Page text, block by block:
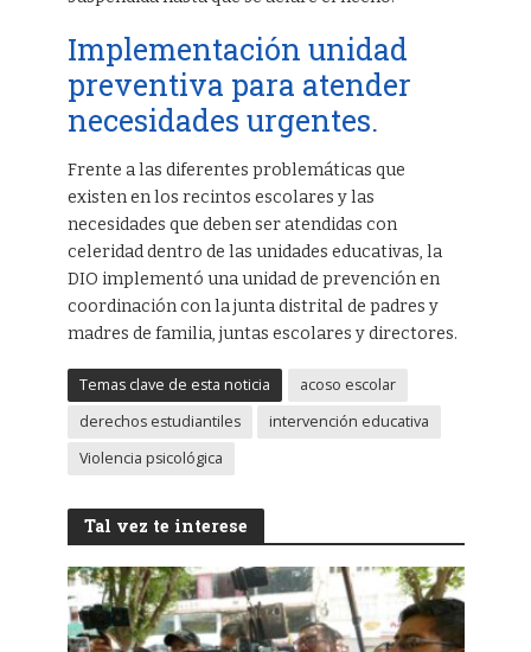
Implementación unidad
preventiva para atender
necesidades urgentes.
Frente a las diferentes problemáticas que
existen en los recintos escolares y las
necesidades que deben ser atendidas con
celeridad dentro de las unidades educativas, la
DIO implementó una unidad de prevención en
coordinación con la junta distrital de padres y
madres de familia, juntas escolares y directores.
Temas clave de esta noticia
acoso escolar
derechos estudiantiles
intervención educativa
Violencia psicológica
Tal vez te interese